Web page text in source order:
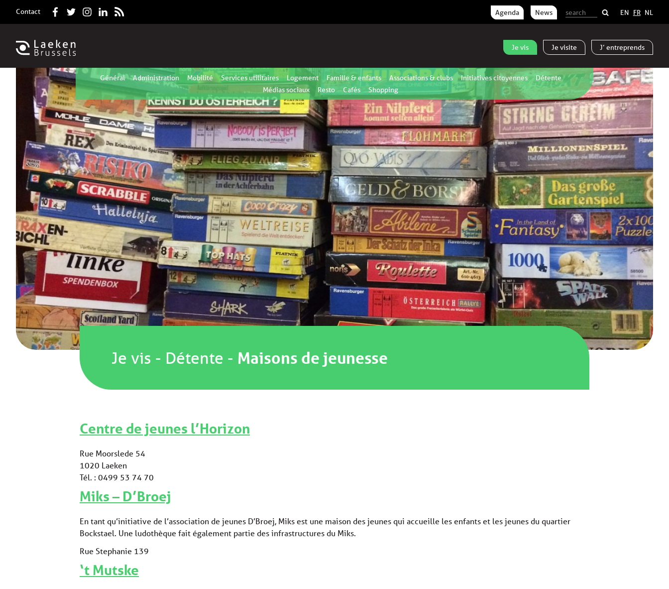
Je vis Je visite J’ entreprends
Contact Agenda News EN FR NL
Général Administration Mobilité Services utilitaires Logement Famille & enfants Associations & clubs Initiatives citoyennes
Détente
Médias sociaux
Resto Cafés Shopping
Je vis - Détente - Maisons de jeunesse
Centre de jeunes l’Horizon
Rue Moorslede 54
1020 Laeken
Tél. : 0499 53 74 70
Miks – D’Broej
En tant qu’initiative de l’association de jeunes D’Broej, Miks est une maison des jeunes qui accueille les enfants et les jeunes du quartier
Bockstael. Une ludothèque fait également partie des infrastructures du Miks.
Rue Stephanie 139
‘t Mutske